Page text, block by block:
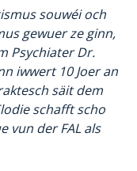
souwéi och
gewuer ze ginn,
Psychiater Dr.
iwwert 10 Joer an
säit dem
schafft scho
vun der FAL als